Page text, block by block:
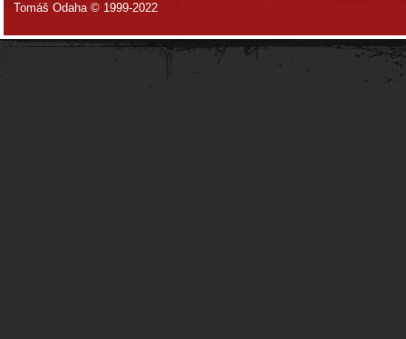
Tomáš Odaha © 1999-2022